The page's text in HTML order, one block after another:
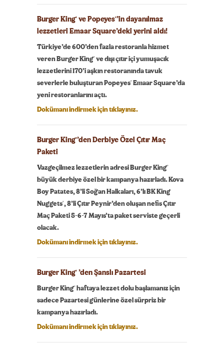
Burger King® ve Popeyes®’in dayanılmaz
lezzetleri Emaar Square’deki yerini aldı!
Türkiye’de 600’den fazla restoranla hizmet
veren Burger King® ve dışı çıtır içi yumuşacık
lezzetlerini 170’i aşkın restoranında tavuk
severlerle buluşturan Popeyes® Emaar Square’da
yeni restoranlarını açtı.
Dokümanı indirmek için tıklayınız.
Burger King®’den Derbiye Özel Çıtır Maç
Paketi
Vazgeçilmez lezzetlerin adresi Burger King®
büyük derbiye özel bir kampanya hazırladı. Kova
Boy Patates, 8’li Soğan Halkaları, 6’lı BK King
Nuggets®, 8’li Çıtır Peynir’den oluşan nefis Çıtır
Maç Paketi 5-6-7 Mayıs’ta paket serviste geçerli
olacak.
Dokümanı indirmek için tıklayınız.
Burger King® ’den Şanslı Pazartesi
Burger King® haftaya lezzet dolu başlamanız için
sadece Pazartesi günlerine özel sürpriz bir
kampanya hazırladı.
Dokümanı indirmek için tıklayınız.